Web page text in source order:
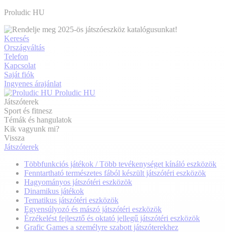
Proludic HU
Keresés
Országváltás
Telefon
Kapcsolat
Saját fiók
Ingyenes árajánlat
Proludic HU
Játszóterek
Sport és fitnesz
Témák és hangulatok
Kik vagyunk mi?
Vissza
Játszóterek
Többfunkciós játékok / Több tevékenységet kínáló eszközök
Fenntartható természetes fából készült játszótéri eszközök
Hagyományos játszótéri eszközök
Dinamikus játékok
Tematikus játszótéri eszközök
Egyensúlyozó és mászó játszótéri eszközök
Érzékelést fejlesztő és oktató jellegű játszótéri eszközök
Grafic Games a személyre szabott játszóterekhez